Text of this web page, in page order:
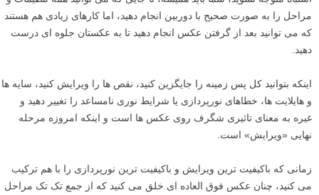
مراحل را به صورت صحیح با دوربین انجام دهید، اما کارهای زیادی هم هستند
که می توانید بعد از گرفتن عکس انجام دهید تا به عکستان جلوه ای درست
دهید.
اینکه بتوانید کل پس زمینه را جایگزین کنید، نقص ها را ویرایش کنید، سایه ها
و هایلایت ها، خطاهای نورپردازی یا شرایط نوری نامساعد را تغییر دهید و
غیره به معنای تاثیری شگرف روی عکس ها است و اینکه امروزه مرحله
نهایی «ویرایش» است.
زمانی که باکیفیت ترین ویرایش و باکیفیت ترین نورپردازی را با هم ترکیب
می کنید، چنان عکس فوق العاده ای خلق می کنید که از جمع تک تک مراحل